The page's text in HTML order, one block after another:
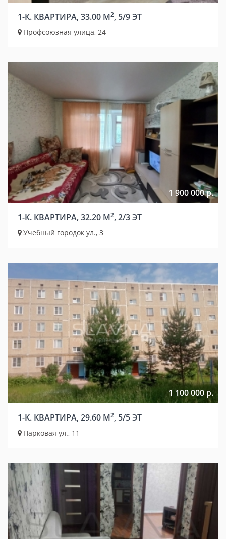
1-К. КВАРТИРА, 33.00 М2, 5/9 ЭТ
Профсоюзная улица, 24
1 900 000 р.
1-К. КВАРТИРА, 32.20 М2, 2/3 ЭТ
Учебный городок ул., 3
1 100 000 р.
1-К. КВАРТИРА, 29.60 М2, 5/5 ЭТ
Парковая ул., 11